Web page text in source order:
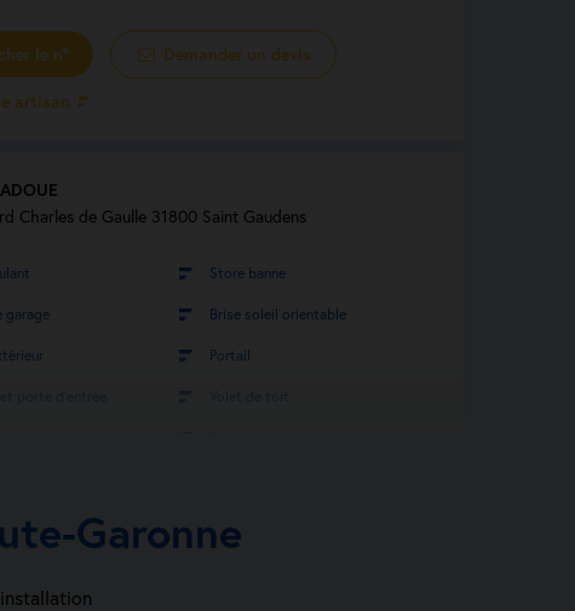
le n° Demander un devis
artisan
Charles de Gaulle 31800 Saint Gaudens
Store banne
garage Brise soleil orientable
Portail
Garonne